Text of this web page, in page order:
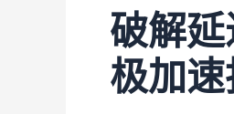
破解
极加速